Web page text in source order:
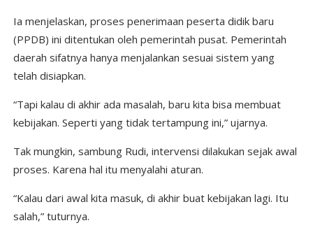
Ia menjelaskan, proses penerimaan peserta didik baru
(PPDB) ini ditentukan oleh pemerintah pusat. Pemerintah
daerah sifatnya hanya menjalankan sesuai sistem yang
telah disiapkan.
“Tapi kalau di akhir ada masalah, baru kita bisa membuat
kebijakan. Seperti yang tidak tertampung ini,” ujarnya.
Tak mungkin, sambung Rudi, intervensi dilakukan sejak awal
proses. Karena hal itu menyalahi aturan.
“Kalau dari awal kita masuk, di akhir buat kebijakan lagi. Itu
salah,” tuturnya.